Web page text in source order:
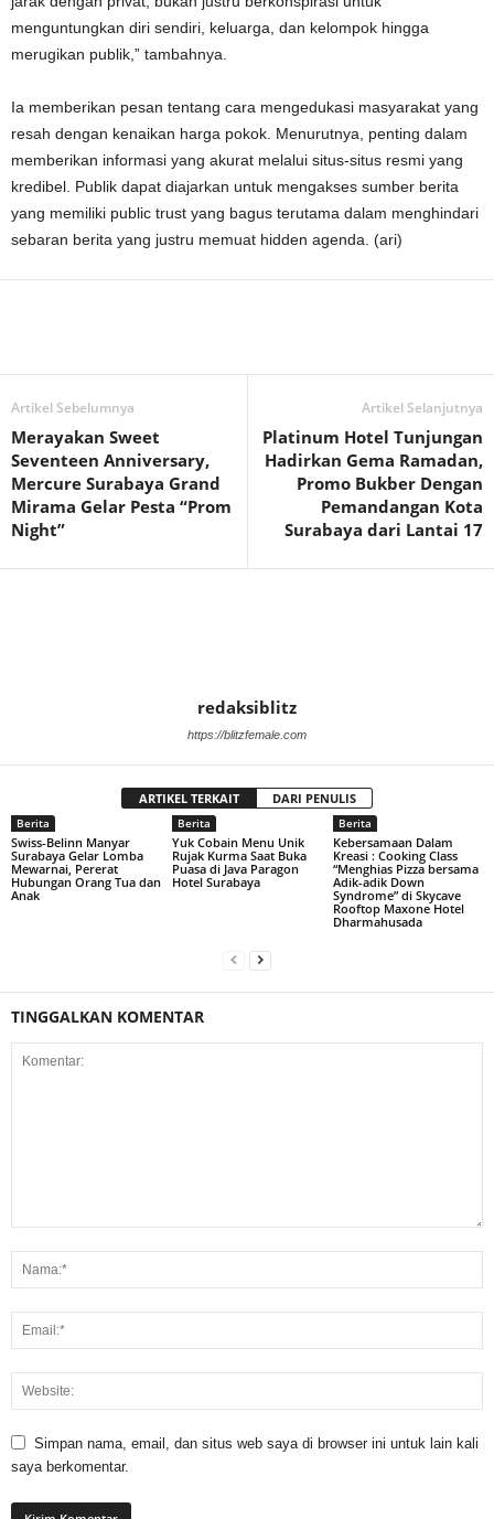
menguntungkan diri sendiri, keluarga, dan kelompok hingga
merugikan publik,” tambahnya.
Ia memberikan pesan tentang cara mengedukasi masyarakat yang
resah dengan kenaikan harga pokok. Menurutnya, penting dalam
memberikan informasi yang akurat melalui situs-situs resmi yang
kredibel. Publik dapat diajarkan untuk mengakses sumber berita
yang memiliki public trust yang bagus terutama dalam menghindari
sebaran berita yang justru memuat hidden agenda. (ari)
Artikel Sebelumnya
Merayakan Sweet
Seventeen Anniversary,
Mercure Surabaya Grand
Mirama Gelar Pesta “Prom
Night”
Artikel Selanjutnya
Platinum Hotel Tunjungan
Hadirkan Gema Ramadan,
Promo Bukber Dengan
Pemandangan Kota
Surabaya dari Lantai 17
redaksiblitz
https://blitzfemale.com
ARTIKEL TERKAIT DARI PENULIS
Berita
Swiss-Belinn Manyar
Surabaya Gelar Lomba
Mewarnai, Pererat
Hubungan Orang Tua dan
Anak
Berita
Yuk Cobain Menu Unik
Rujak Kurma Saat Buka
Puasa di Java Paragon
Hotel Surabaya
Berita
Kebersamaan Dalam
Kreasi : Cooking Class
“Menghias Pizza bersama
Adik-adik Down
Syndrome” di Skycave
Rooftop Maxone Hotel
Dharmahusada
TINGGALKAN KOMENTAR
Simpan nama, email, dan situs web saya di browser ini untuk lain kali
saya berkomentar.